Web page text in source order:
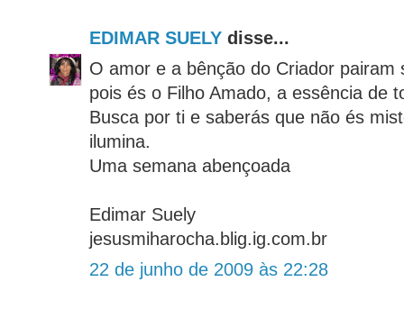
EDIMAR SUELY disse...
O amor e a bênção do Criador pairam
pois és o Filho Amado, a essência de
Busca por ti e saberás que não és
ilumina.
Uma semana abençoada
Edimar Suely
jesusmiharocha.blig.ig.com.br
22 de junho de 2009 às 22:28